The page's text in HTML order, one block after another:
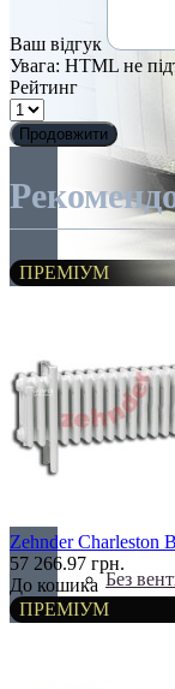
Без
Ваш відгук
Увага: HTML не
Рейтинг
Продовжити
ПРЕМІУМ
Zehnder Charleston
57 266.97 грн.
До кошика
ПРЕМІУМ